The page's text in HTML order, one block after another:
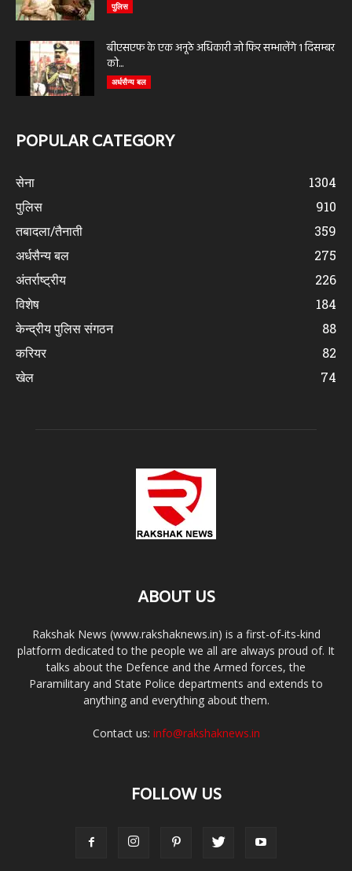
पुलिस
बीएसएफ के एक अनूठे अधिकारी जो फिर सम्भालेंगे 1 दिसम्बर
को...
अर्धसैन्य बल
POPULAR CATEGORY
सेना
1304
पुलिस
910
तबादला/तैनाती
359
अर्धसैन्य बल
275
अंतर्राष्ट्रीय
226
विशेष
184
केन्द्रीय पुलिस संगठन
88
करियर
82
खेल
74
ABOUT US
Rakshak News (www.rakshaknews.in) is a first-of-its-kind
platform dedicated to the people we all are always proud of. It
talks about the Defence and the Armed forces, the
Paramilitary and State Police departments and extends to
anything and everything about them.
Contact us: info@rakshaknews.in
FOLLOW US